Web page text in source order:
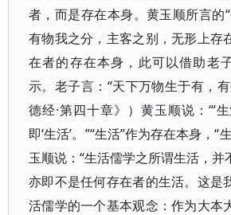
者，而是存在本身。黄玉顺所言的
有物我之分，主客之别，无形上存
在者的存在本身，此可以借助老
示。老子言：“天下万物生于有，
德经·第四十章》）黄玉顺说：“‘
即‘生活’。”“生活”作为存在本身，“
玉顺说：“生活儒学之所谓生活，并
亦即不是任何存在者的生活。这是
活儒学的一个基本观念：作为大本